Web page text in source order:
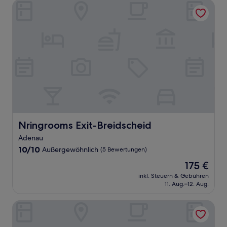
Nringrooms Exit-Breidscheid
Nringrooms Exit-Breidscheid
Adenau
10.0
10/10 Außergewöhnlich (5 Bewertungen)
Der
Preis
beträgt
175 €
inkl. Steuern & Gebühren
11. Aug.–12. Aug.